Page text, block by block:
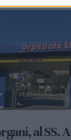
al SS.